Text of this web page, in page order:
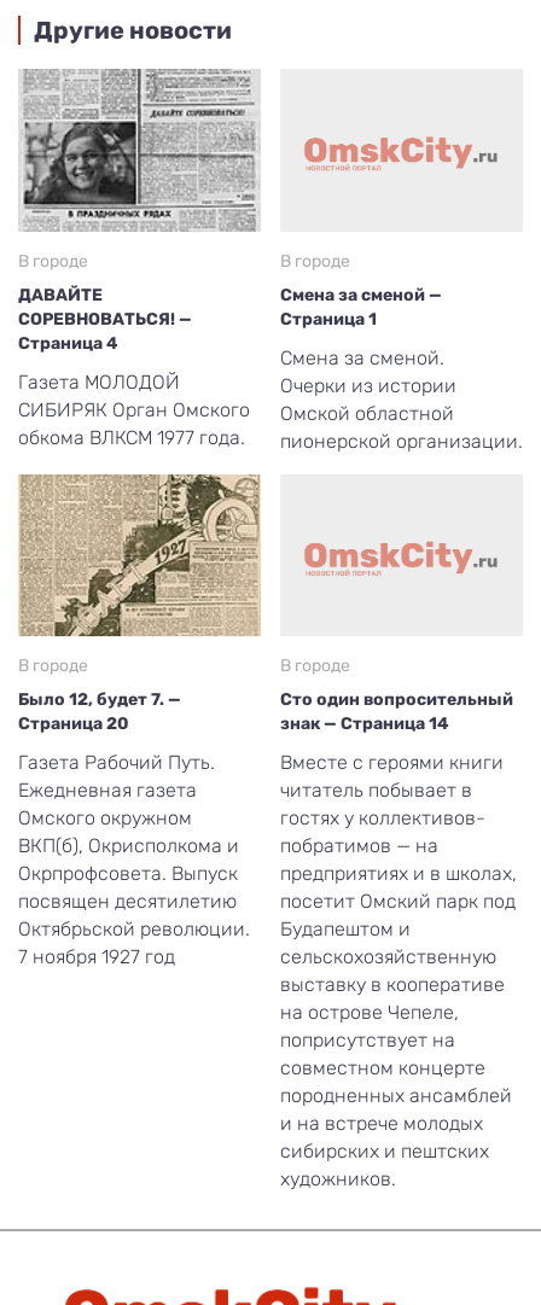
Другие новости
В городе
ДАВАЙТЕ
СОРЕВНОВАТЬСЯ! —
Страница 4
Газета МОЛОДОЙ
СИБИРЯК Орган Омского
обкома ВЛКСМ 1977 года.
В городе
Смена за сменой —
Страница 1
Смена за сменой.
Очерки из истории
Омской областной
пионерской организации.
В городе
Было 12, будет 7. —
Страница 20
Газета Рабочий Путь.
Ежедневная газета
Омского окружном
ВКП(б), Окрисполкома и
Окрпрофсовета. Выпуск
посвящен десятилетию
Октябрьской революции.
7 ноября 1927 год
В городе
Сто один вопросительный
знак — Страница 14
Вместе с героями книги
читатель побывает в
гостях у коллективов-
побратимов — на
предприятиях и в школах,
посетит Омский парк под
Будапештом и
сельскохозяйственную
выставку в кооперативе
на острове Чепеле,
поприсутствует на
совместном концерте
породненных ансамблей
и на встрече молодых
сибирских и пештских
художников.